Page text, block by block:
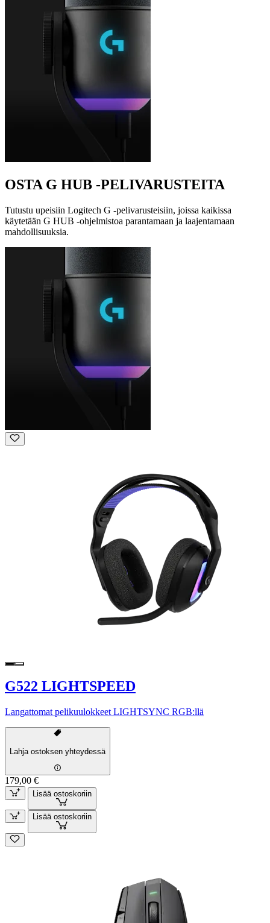
OSTA G HUB ‑PELIVARUSTEITA
Tutustu upeisiin Logitech G ‑pelivarusteisiin, joissa kaikissa
käytetään G HUB ‑ohjelmistoa parantamaan ja laajentamaan
mahdollisuuksia.
G522 LIGHTSPEED
Langattomat pelikuulokkeet LIGHTSYNC RGB:llä
Lahja ostoksen yhteydessä
179,00 €
Lisää ostoskoriin
Lisää ostoskoriin